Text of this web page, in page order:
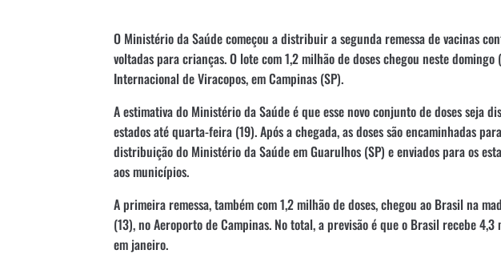
O Ministério da Saúde começou a distribuir a segunda remessa de vacinas
voltadas para crianças. O lote com 1,2 milhão de doses chegou neste domingo
Internacional de Viracopos, em Campinas (SP).
A estimativa do Ministério da Saúde é que esse novo conjunto de doses seja
estados até quarta-feira (19). Após a chegada, as doses são encaminhadas
distribuição do Ministério da Saúde em Guarulhos (SP) e enviados para os
aos municípios.
A primeira remessa, também com 1,2 milhão de doses, chegou ao Brasil na
(13), no Aeroporto de Campinas. No total, a previsão é que o Brasil recebe 4,3
em janeiro.